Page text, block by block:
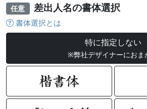
任意 差出人名の書体選択
書体選択とは
特に指定しない
※弊社デザイナーにおま